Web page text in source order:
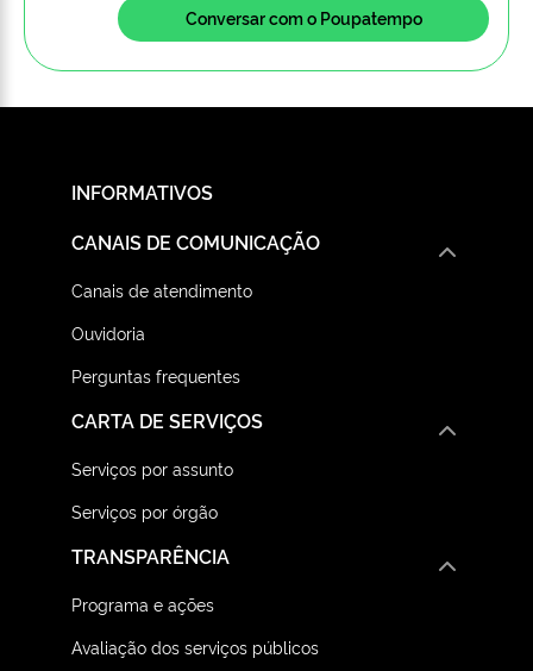
Conversar com o Poupatempo
INFORMATIVOS
CANAIS DE COMUNICAÇÃO
Canais de atendimento
Ouvidoria
Perguntas frequentes
CARTA DE SERVIÇOS
Serviços por assunto
Serviços por órgão
TRANSPARÊNCIA
Programa e ações
Avaliação dos serviços públicos